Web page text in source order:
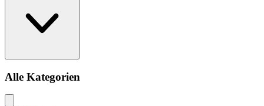
Alle Kategorien